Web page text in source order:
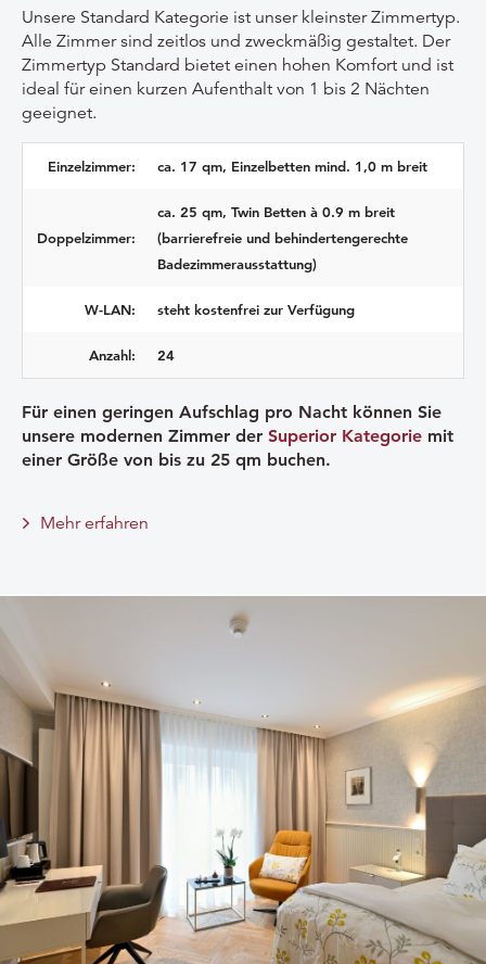
Unsere Standard Kategorie ist unser kleinster Zimmertyp.
Alle Zimmer sind zeitlos und zweckmäßig gestaltet. Der
Zimmertyp Standard bietet einen hohen Komfort und ist
ideal für einen kurzen Aufenthalt von 1 bis 2 Nächten
geeignet.
Einzelzimmer: ca. 17 qm, Einzelbetten mind. 1,0 m breit
Doppelzimmer:
ca. 25 qm, Twin Betten à 0.9 m breit
(barrierefreie und behindertengerechte
Badezimmerausstattung)
W-LAN: steht kostenfrei zur Verfügung
Anzahl: 24
Für einen geringen Aufschlag pro Nacht können Sie
unsere modernen Zimmer der Superior Kategorie mit
einer Größe von bis zu 25 qm buchen.
Mehr erfahren